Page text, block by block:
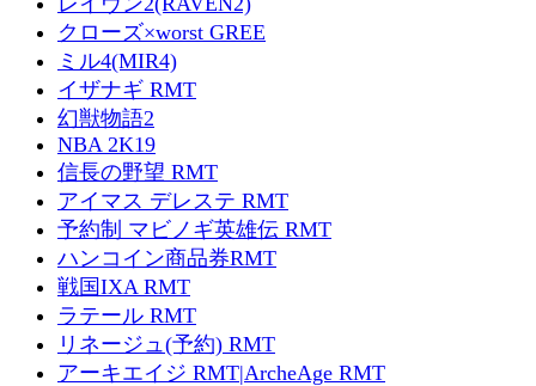
クローズ×worst GREE
ミル4(MIR4)
イザナギ RMT
幻獣物語2
NBA 2K19
信長の野望 RMT
アイマス デレステ RMT
予約制 マビノギ英雄伝 RMT
ハンコイン商品券RMT
戦国IXA RMT
ラテール RMT
リネージュ(予約) RMT
アーキエイジ RMT|ArcheAge RMT